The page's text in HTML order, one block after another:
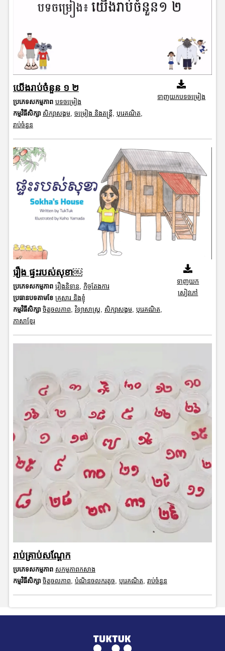
យើងរាប់ចំនួន ១ ២
ប្រភេទសកម្មភាព បទចម្រៀង
កម្មវិធីសិក្សា សិក្សាសង្គម, ចម្រៀង និងតន្ត្រី, បុរេគណិត,
រាប់ចំនួន
ទាញយកបទចម្រៀង
រឿង ផ្ទះរបស់សុខា￼
ប្រភេទសកម្មភាព រឿងនិទាន
កិច្ចតែងការ
ប្រធានបទតាមខែ គ្រួសារ និងខ្ញុំ
កម្មវិធីសិក្សា ចិត្តចលភាព វិទ្យាសាស្រ្ត សិក្សាសង្គម, បុរេគណិត
ភាសាខ្មែរ
ទាញយក
សៀវភៅ
រាប់គ្រាប់សណ្ដែក
ប្រភេទសកម្មភាព សកម្មភាពកសាង
កម្មវិធីសិក្សា ចិត្តចលភាព បំណិនចលករតូច បុរេគណិត រាប់ចំនួន